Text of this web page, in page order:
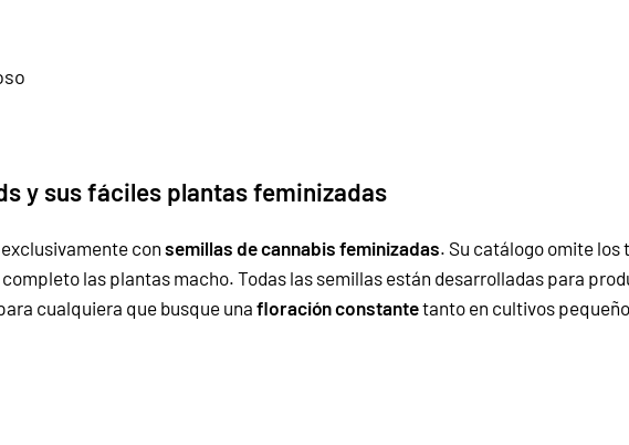
y sus fáciles plantas feminizadas
consemillas de cannabis feminizadas. Su catálogo omite los
las plantas macho. Todas las semillas están desarrolladas para
cualquiera que busque unafloración constantetanto en cultivos